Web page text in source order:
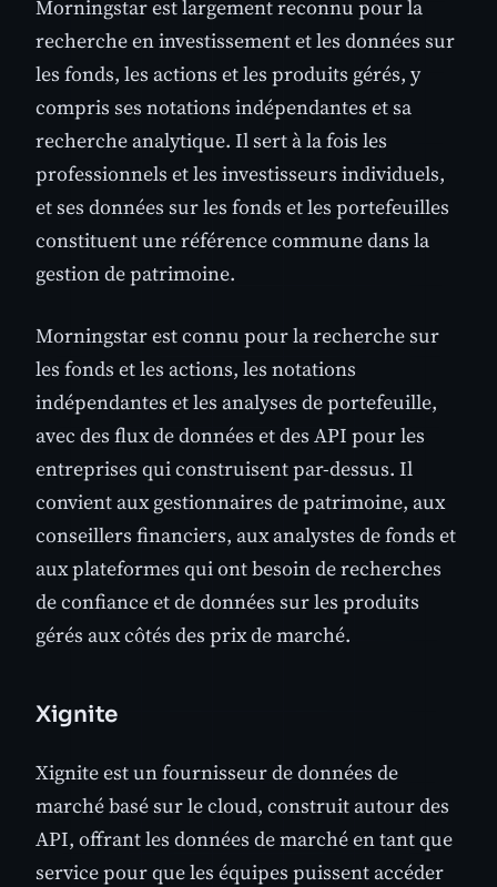
Morningstar est largement reconnu pour la
recherche en investissement et les données sur
les fonds, les actions et les produits gérés, y
compris ses notations indépendantes et sa
recherche analytique. Il sert à la fois les
professionnels et les investisseurs individuels,
et ses données sur les fonds et les portefeuilles
constituent une référence commune dans la
gestion de patrimoine.
Morningstar est connu pour la recherche sur
les fonds et les actions, les notations
indépendantes et les analyses de portefeuille,
avec des flux de données et des API pour les
entreprises qui construisent par-dessus. Il
convient aux gestionnaires de patrimoine, aux
conseillers financiers, aux analystes de fonds et
aux plateformes qui ont besoin de recherches
de confiance et de données sur les produits
gérés aux côtés des prix de marché.
Xignite
Xignite est un fournisseur de données de
marché basé sur le cloud, construit autour des
API, offrant les données de marché en tant que
service pour que les équipes puissent accéder